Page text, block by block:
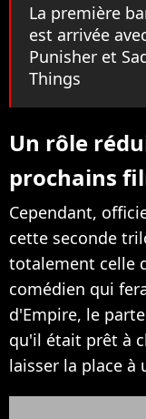
La première
est arrivée
Punisher et
Things
Un rôle
prochains
Cependant,
cette seconde
totalement celle
comédien qui
d'Empire, le
qu'il était prêt à
laisser la place à